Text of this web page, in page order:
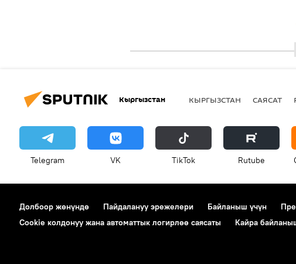
Кыргызстан КЫРГЫЗСТАН САЯСАТ
Telegram VK ТikТоk Rutube
Долбоор жөнүндө Пайдалануу эрежелери Байланыш үчүн
Cookie колдонуу жана автоматтык логирлөө саясаты
Кайра